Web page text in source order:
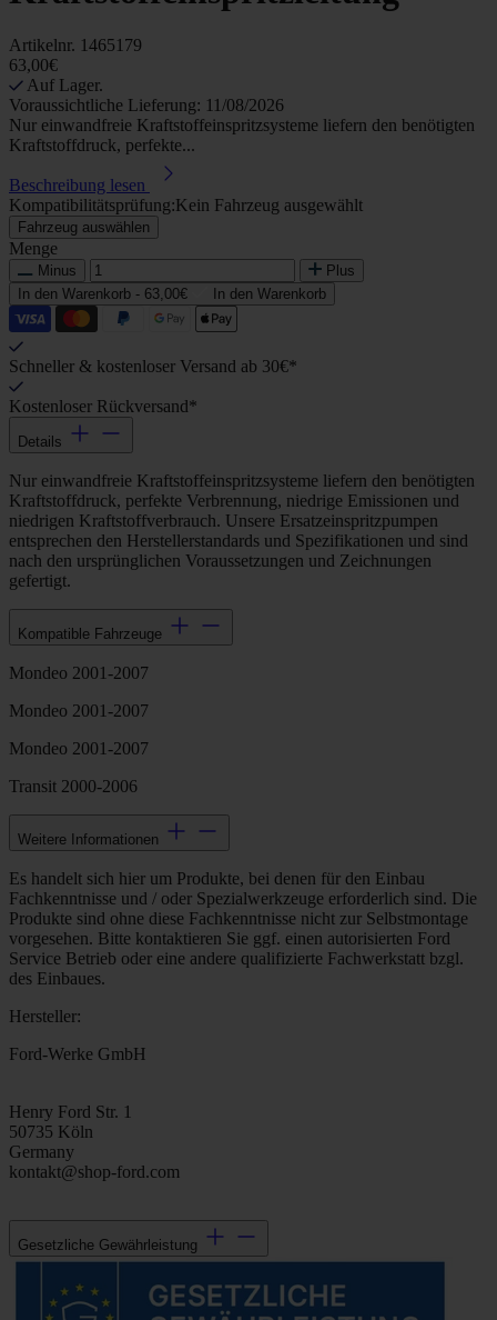
Artikelnr. 1465179
63,00€
Auf Lager.
Voraussichtliche Lieferung: 11/08/2026
Nur einwandfreie Kraftstoffeinspritzsysteme liefern den benötigten
Kraftstoffdruck, perfekte...
Beschreibung lesen
Kompatibilitätsprüfung:Kein Fahrzeug ausgewählt
Fahrzeug auswählen
Menge
Minus
Plus
In den Warenkorb - 63,00€ In den Warenkorb
Schneller & kostenloser Versand ab 30€*
Kostenloser Rückversand*
Details
Nur einwandfreie Kraftstoffeinspritzsysteme liefern den benötigten
Kraftstoffdruck, perfekte Verbrennung, niedrige Emissionen und
niedrigen Kraftstoffverbrauch. Unsere Ersatzeinspritzpumpen
entsprechen den Herstellerstandards und Spezifikationen und sind
nach den ursprünglichen Voraussetzungen und Zeichnungen
gefertigt.
Kompatible Fahrzeuge
Mondeo 2001-2007
Mondeo 2001-2007
Mondeo 2001-2007
Transit 2000-2006
Weitere Informationen
Es handelt sich hier um Produkte, bei denen für den Einbau
Fachkenntnisse und / oder Spezialwerkzeuge erforderlich sind. Die
Produkte sind ohne diese Fachkenntnisse nicht zur Selbstmontage
vorgesehen. Bitte kontaktieren Sie ggf. einen autorisierten Ford
Service Betrieb oder eine andere qualifizierte Fachwerkstatt bzgl.
des Einbaues.
Hersteller:
Ford-Werke GmbH
Henry Ford Str. 1
50735 Köln
Germany
kontakt@shop-ford.com
Gesetzliche Gewährleistung